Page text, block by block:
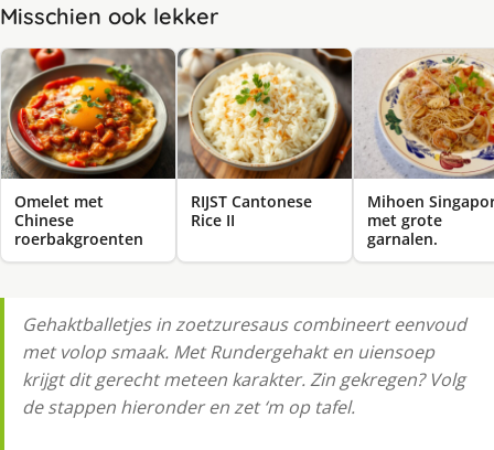
Misschien ook lekker
Omelet met
Chinese
roerbakgroenten
RIJST Cantonese
Rice II
Mihoen
met grote
garnalen.
Gehaktballetjes in zoetzuresaus combineert eenvoud
met volop smaak. Met Rundergehakt en uiensoep
krijgt dit gerecht meteen karakter. Zin gekregen? Volg
de stappen hieronder en zet ‘m op tafel.